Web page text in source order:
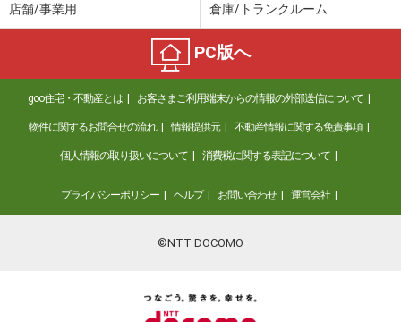
店舗/事業用 倉庫/トランクルーム
PC版へ
goo住宅・不動産とは お客さまご利用端末からの情報の外部送信について
物件に関するお問合せの流れ 情報提供元 不動産情報に関する免責事項
個人情報の取り扱いについて 消費税に関する表記について
プライバシーポリシー ヘルプ お問い合わせ 運営会社
©NTT DOCOMO